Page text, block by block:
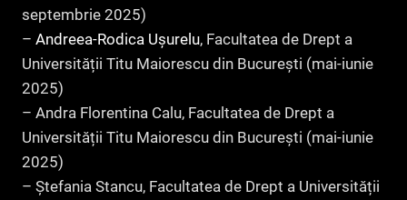
septembrie 2025)
– Andreea-Rodica Ușurelu, Facultatea de Drept a
Universității Titu Maiorescu din București (mai-iunie
2025)
– Andra Florentina Calu, Facultatea de Drept a
Universității Titu Maiorescu din București (mai-iunie
2025)
– Ștefania Stancu, Facultatea de Drept a Universității